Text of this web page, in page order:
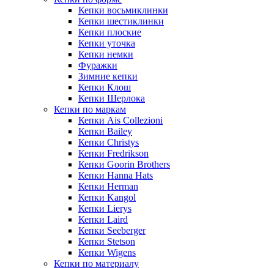
Кепки восьмиклинки
Кепки шестиклинки
Кепки плоские
Кепки уточка
Кепки немки
Фуражки
Зимние кепки
Кепки Клош
Кепки Шерлока
Кепки по маркам
Кепки Ais Collezioni
Кепки Bailey
Кепки Christys
Кепки Fredrikson
Кепки Goorin Brothers
Кепки Hanna Hats
Кепки Herman
Кепки Kangol
Кепки Lierys
Кепки Laird
Кепки Seeberger
Кепки Stetson
Кепки Wigens
Кепки по материалу